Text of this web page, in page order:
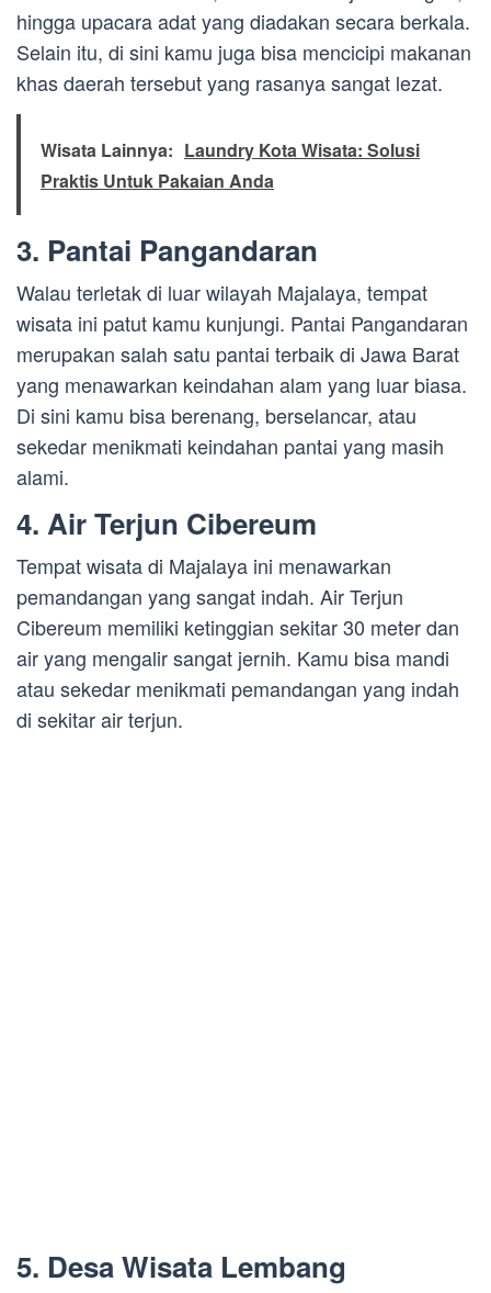
hingga upacara adat yang diadakan secara berkala.
Selain itu, di sini kamu juga bisa mencicipi makanan
khas daerah tersebut yang rasanya sangat lezat.
Wisata Lainnya: Laundry Kota Wisata: Solusi
Praktis Untuk Pakaian Anda
3. Pantai Pangandaran
Walau terletak di luar wilayah Majalaya, tempat
wisata ini patut kamu kunjungi. Pantai Pangandaran
merupakan salah satu pantai terbaik di Jawa Barat
yang menawarkan keindahan alam yang luar biasa.
Di sini kamu bisa berenang, berselancar, atau
sekedar menikmati keindahan pantai yang masih
alami.
4. Air Terjun Cibereum
Tempat wisata di Majalaya ini menawarkan
pemandangan yang sangat indah. Air Terjun
Cibereum memiliki ketinggian sekitar 30 meter dan
air yang mengalir sangat jernih. Kamu bisa mandi
atau sekedar menikmati pemandangan yang indah
di sekitar air terjun.
5. Desa Wisata Lembang